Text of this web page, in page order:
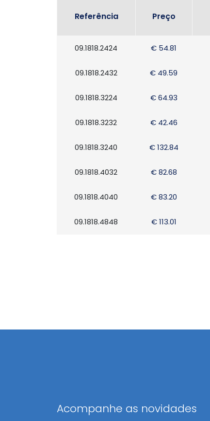
Referência Preço
09.1818.2424 € 54.81
09.1818.2432 € 49.59
09.1818.3224 € 64.93
09.1818.3232 € 42.46
09.1818.3240 € 132.84
09.1818.4032 € 82.68
09.1818.4040 € 83.20
09.1818.4848 € 113.01
Acompanhe as novidades